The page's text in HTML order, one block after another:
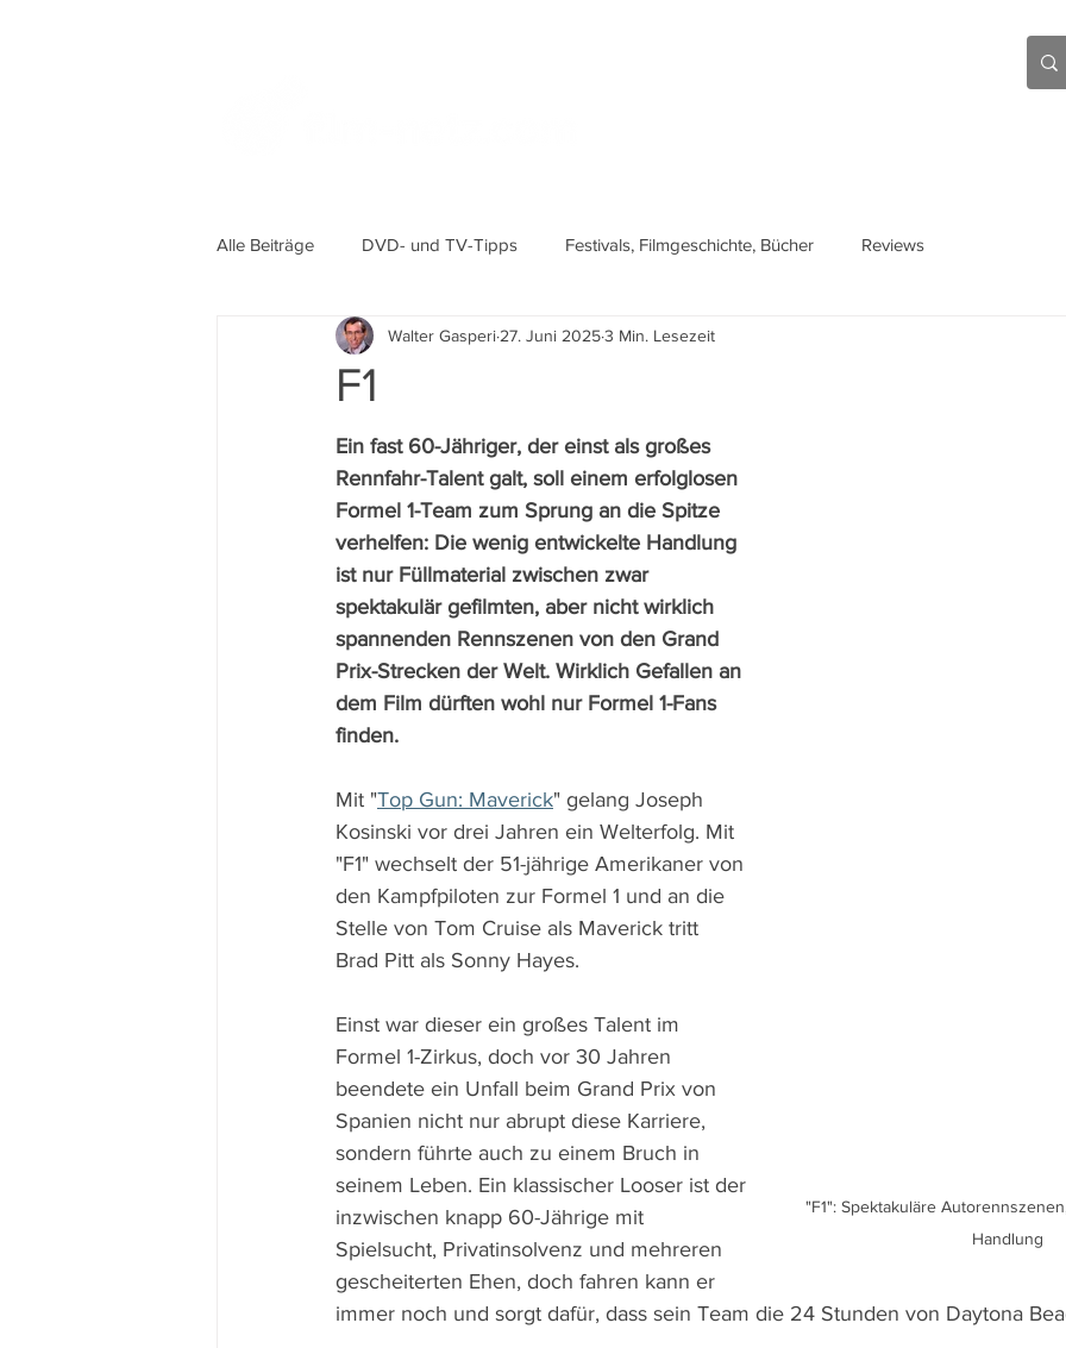
Alle Beiträge DVD- und TV-Tipps Festivals, Filmgeschichte, Bücher Reviews
F1
Walter Gasperi 27. Juni 20253 Min. Lesezeit
"F1": Spektakuläre
Handlung
Ein fast 60-Jähriger, der einst als großes
Rennfahr-Talent galt, soll einem erfolglosen
Formel 1-Team zum Sprung an die Spitze
verhelfen: Die wenig entwickelte Handlung
ist nur Füllmaterial zwischen zwar
spektakulär gefilmten, aber nicht wirklich
spannenden Rennszenen von den Grand
Prix-Strecken der Welt. Wirklich Gefallen an
dem Film dürften wohl nur Formel 1-Fans
finden.
Mit "Top Gun: Maverick" gelang Joseph
Kosinski vor drei Jahren ein Welterfolg. Mit
"F1" wechselt der 51-jährige Amerikaner von
den Kampfpiloten zur Formel 1 und an die
Stelle von Tom Cruise als Maverick tritt
Brad Pitt als Sonny Hayes.
Einst war dieser ein großes Talent im
Formel 1-Zirkus, doch vor 30 Jahren
beendete ein Unfall beim Grand Prix von
Spanien nicht nur abrupt diese Karriere,
sondern führte auch zu einem Bruch in
seinem Leben. Ein klassischer Looser ist der
inzwischen knapp 60-Jährige mit
Spielsucht, Privatinsolvenz und mehreren
gescheiterten Ehen, doch fahren kann er
immer noch und sorgt dafür, dass sein Team die 24 Stunden von Daytona